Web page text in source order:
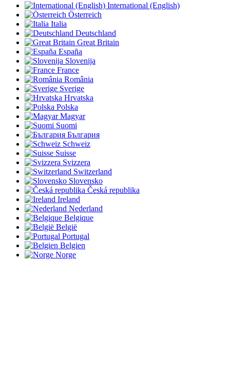
International (English)
Österreich
Italia
Deutschland
Great Britain
España
Slovenija
France
România
Sverige
Hrvatska
Polska
Magyar
Suomi
България
Schweiz
Suisse
Svizzera
Switzerland
Slovensko
Česká republika
Ireland
Nederland
Belgique
België
Portugal
Belgien
Norge